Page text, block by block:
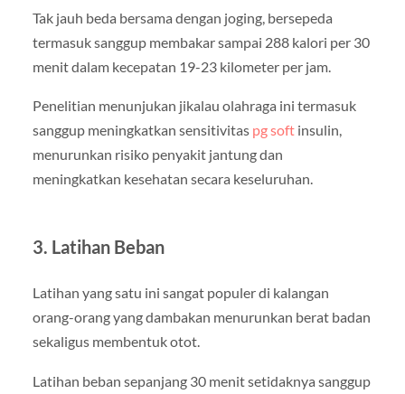
Tak jauh beda bersama dengan joging, bersepeda
termasuk sanggup membakar sampai 288 kalori per 30
menit dalam kecepatan 19-23 kilometer per jam.
Penelitian menunjukan jikalau olahraga ini termasuk
sanggup meningkatkan sensitivitas pg softinsulin,
menurunkan risiko penyakit jantung dan
meningkatkan kesehatan secara keseluruhan.
3. Latihan Beban
Latihan yang satu ini sangat populer di kalangan
orang-orang yang dambakan menurunkan berat badan
sekaligus membentuk otot.
Latihan beban sepanjang 30 menit setidaknya sanggup